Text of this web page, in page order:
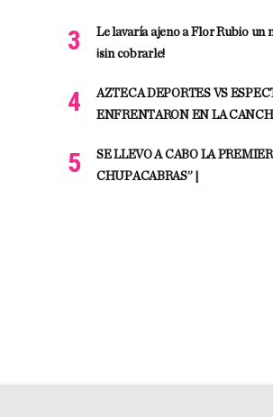
Le lavaría ajeno a Flor Rubio un
¡sin cobrarle!
AZTECA DEPORTES VS
ENFRENTARON EN LA
SE LLEVO A CABO LA
CHUPACABRAS” |